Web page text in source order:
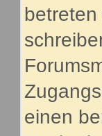
einen